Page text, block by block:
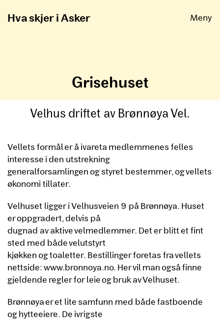
Hva skjer i Asker Meny
Grisehuset
Velhus driftet av Brønnøya Vel.
Vellets formål er å ivareta medlemmenes felles
interesse i den utstrekning
generalforsamlingen og styret bestemmer, og vellets
økonomi tillater.
Velhuset ligger i Velhusveien 9 på Brønnøya. Huset
er oppgradert, delvis på
dugnad av aktive velmedlemmer. Det er blitt et fint
sted med både velutstyrt
kjøkken og toaletter. Bestillinger foretas fra vellets
nettside: www.bronnoya.no. Her vil man også finne
gjeldende regler for leie og bruk av Velhuset.
Brønnøya er et lite samfunn med både fastboende
og hytteeiere. De ivrigste